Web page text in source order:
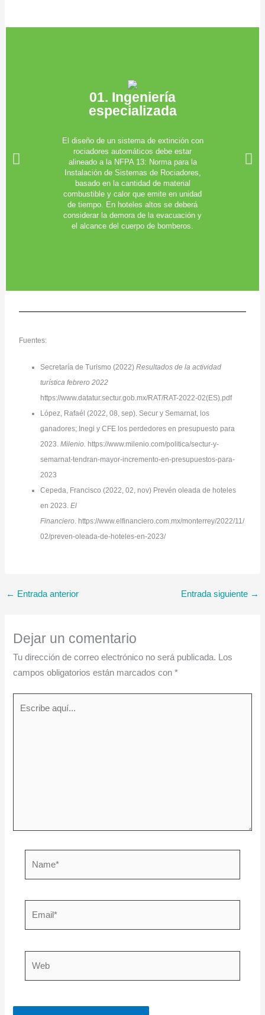
01. Ingeniería
especializada
El diseño de un sistema de extinción con
rociadores automáticos debe estar
alineado a la NFPA 13: Norma para la
Instalación de Sistemas de Rociadores,
basado en la cantidad de material
combustible y calor que emite en unidad
de tiempo. En hoteles altos se deberá
considerar la demora de la evacuación y
el alcance del cuerpo de bomberos.
Fuentes:
Secretaría de Turismo (2022)Resultados de la actividad
turística febrero 2022
https://www.datatur.sectur.gob.mx/RAT/RAT-2022-02(ES).pdf
López, Rafaél (2022, 08, sep). Secur y Semarnat, los
ganadores; Inegi y CFE los perdedores en presupuesto para
2023. Milenio. https://www.milenio.com/politica/sectur-y-
semarnat-tendran-mayor-incremento-en-presupuestos-para-
2023
Cepeda, Francisco (2022, 02, nov) Prevén oleada de hoteles
en 2023.El
Financiero . https://www.elfinanciero.com.mx/monterrey/2022/11/
02/preven-oleada-de-hoteles-en-2023/
← Entrada anterior Entrada siguiente →
Dejar un comentario
Tu dirección de correo electrónico no será publicada. Los
campos obligatorios están marcados con*